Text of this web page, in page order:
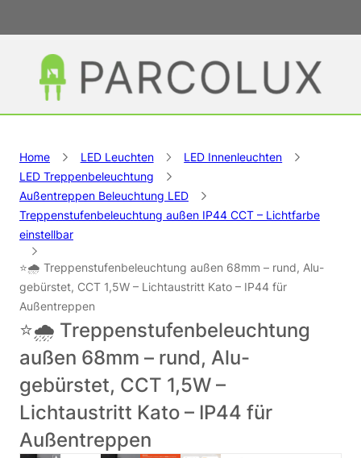
Home LED Leuchten
LED Innenleuchten
LED Treppenbeleuchtung
Außentreppen Beleuchtung LED
Treppenstufenbeleuchtung außen IP44 CCT – Lichtfarbe
einstellbar
⭐🌧️ Treppenstufenbeleuchtung außen 68mm – rund, Alu-
gebürstet, CCT 1,5W – Lichtaustritt Kato – IP44 für
Außentreppen
⭐🌧️ Treppenstufenbeleuchtung
außen 68mm – rund, Alu-
gebürstet, CCT 1,5W –
Lichtaustritt Kato – IP44 für
Außentreppen